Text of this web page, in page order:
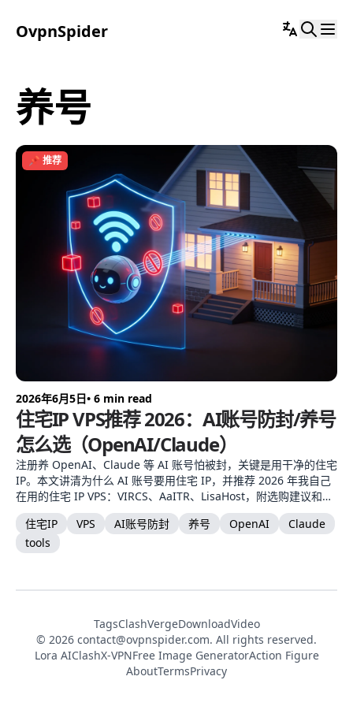
OvpnSpider
养号
📌 推荐
2026年6月5日• 6 min read
住宅IP VPS推荐 2026：AI账号防封/养号
怎么选（OpenAI/Claude）
注册养 OpenAI、Claude 等 AI 账号怕被封，关键是用干净的住宅
IP。本文讲清为什么 AI 账号要用住宅 IP，并推荐 2026 年我自己
在用的住宅 IP VPS：VIRCS、AaITR、LisaHost，附选购建议和正
确用法。
住宅IP VPS AI账号防封 养号 OpenAI
Claude
tools
TagsClashVergeDownloadVideo
© 2026 contact@ovpnspider.com. All rights reserved.
Lora AIClashX-VPNFree Image GeneratorAction Figure
AboutTermsPrivacy